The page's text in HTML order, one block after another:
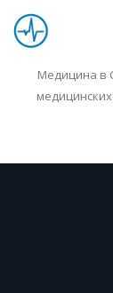
Медицина в